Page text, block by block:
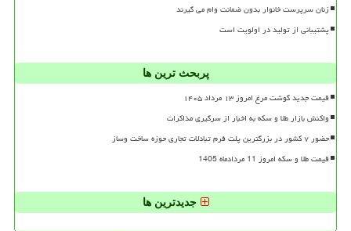
زنان سرپرست خانوار بدون ضمانت وام می گیرند
پشتیبانی از تولید در اولویت است
پربحث ترین ها
قیمت جدید گوشت مرغ امروز ۱۳ مرداد ۱۴۰۵
واکنش بازار طلا و سکه به اخبار از سرگیری مذاکرات
حضور ۷ کشور در بزرگترین پلت فرم تبادلات تجاری حوزه ساخت وساز
قیمت طلا و سکه امروز 11 مردادماه 1405
جدیدترین ها